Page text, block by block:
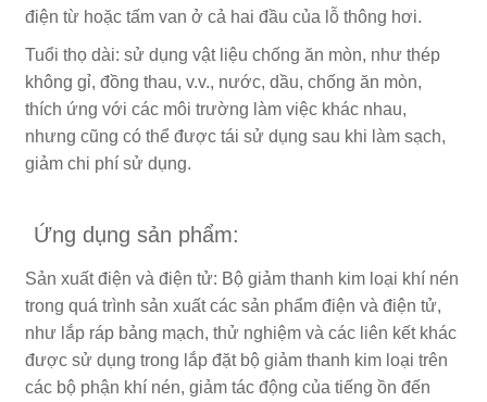
điện từ hoặc tấm van ở cả hai đầu của lỗ thông hơi.
Tuổi thọ dài: sử dụng vật liệu chống ăn mòn, như thép
không gỉ, đồng thau, v.v., nước, dầu, chống ăn mòn,
thích ứng với các môi trường làm việc khác nhau,
nhưng cũng có thể được tái sử dụng sau khi làm sạch,
giảm chi phí sử dụng.
Ứng dụng sản phẩm:
Sản xuất điện và điện tử: Bộ giảm thanh kim loại khí nén
trong quá trình sản xuất các sản phẩm điện và điện tử,
như lắp ráp bảng mạch, thử nghiệm và các liên kết khác
được sử dụng trong lắp đặt bộ giảm thanh kim loại trên
các bộ phận khí nén, giảm tác động của tiếng ồn đến